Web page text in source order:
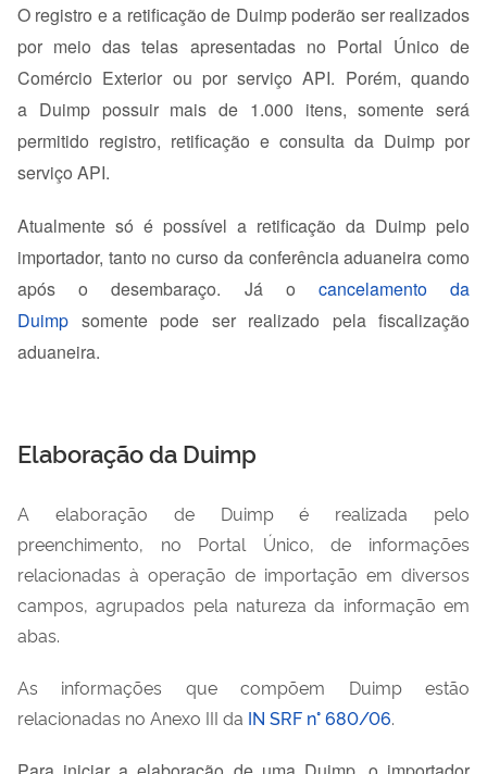
O registro e a retificação de Duimp poderão ser realizados
por meio das telas apresentadas no Portal Único de
Comércio Exterior ou por serviço API. Porém, quando
a Duimp possuir mais de 1.000 itens, somente será
permitido registro, retificação e consulta da Duimp por
serviço API.
Atualmente só é possível a retificação da Duimp pelo
importador, tanto no curso da conferência aduaneira como
após o desembaraço. Já o cancelamento da
Duimp somente pode ser realizado pela fiscalização
aduaneira.
Elaboração da Duimp
A elaboração de Duimp é realizada pelo
preenchimento, no Portal Único, de informações
relacionadas à operação de importação em diversos
campos, agrupados pela natureza da informação em
abas.
As informações que compõem Duimp estão
relacionadas no Anexo III da IN SRF n° 680/06.